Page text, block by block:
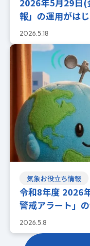
2026年5月29日(
報」の運用がは
2026.5.18
気象お役立ち情報
令和8年度 2026
警戒アラート」
2026.5.8